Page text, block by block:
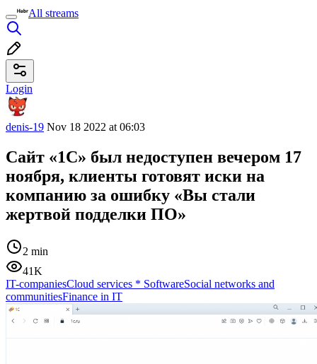
All streams
Login
denis-19 Nov 18 2022 at 06:03
Сайт «1С» был недоступен вечером 17
ноября, клиенты готовят иски на
компанию за ошибку «Вы стали
жертвой подделки ПО»
2 min
41K
IT-companiesCloud services * SoftwareSocial networks and
communitiesFinance in IT